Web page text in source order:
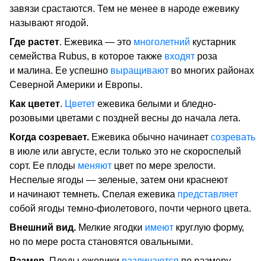
завязи срастаются. Тем не менее в народе ежевику
называют ягодой.
Где растет. Ежевика — это многолетний кустарник
семейства Rubus, в которое также входят роза
и малина. Ее успешно выращивают во многих районах
Северной Америки и Европы.
Как цветет. Цветет ежевика белыми и бледно-
розовыми цветами с поздней весны до начала лета.
Когда созревает. Ежевика обычно начинает созревать
в июле или августе, если только это не скороспелый
сорт. Ее плоды меняют цвет по мере зрелости.
Неспелые ягоды — зеленые, затем они краснеют
и начинают темнеть. Спелая ежевика представляет
собой ягоды темно-фиолетового, почти черного цвета.
Внешний вид. Мелкие ягодки имеют круглую форму,
но по мере роста становятся овальными.